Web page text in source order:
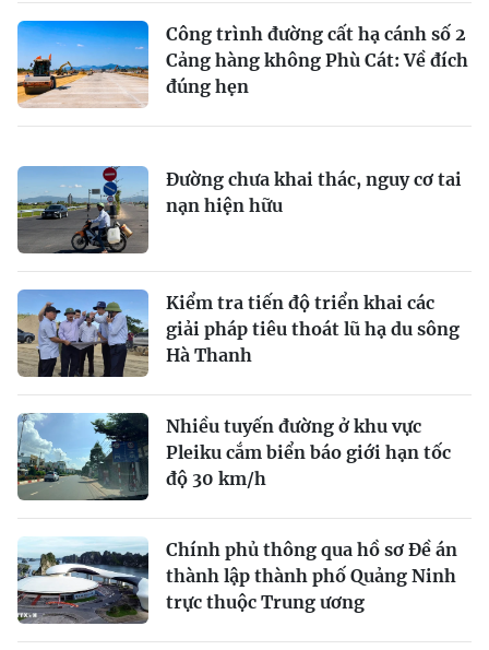
Công trình đường cất hạ cánh số 2
Cảng hàng không Phù Cát: Về đích
đúng hẹn
Đường chưa khai thác, nguy cơ tai
nạn hiện hữu
Kiểm tra tiến độ triển khai các
giải pháp tiêu thoát lũ hạ du sông
Hà Thanh
Nhiều tuyến đường ở khu vực
Pleiku cắm biển báo giới hạn tốc
độ 30 km/h
Chính phủ thông qua hồ sơ Đề án
thành lập thành phố Quảng Ninh
trực thuộc Trung ương